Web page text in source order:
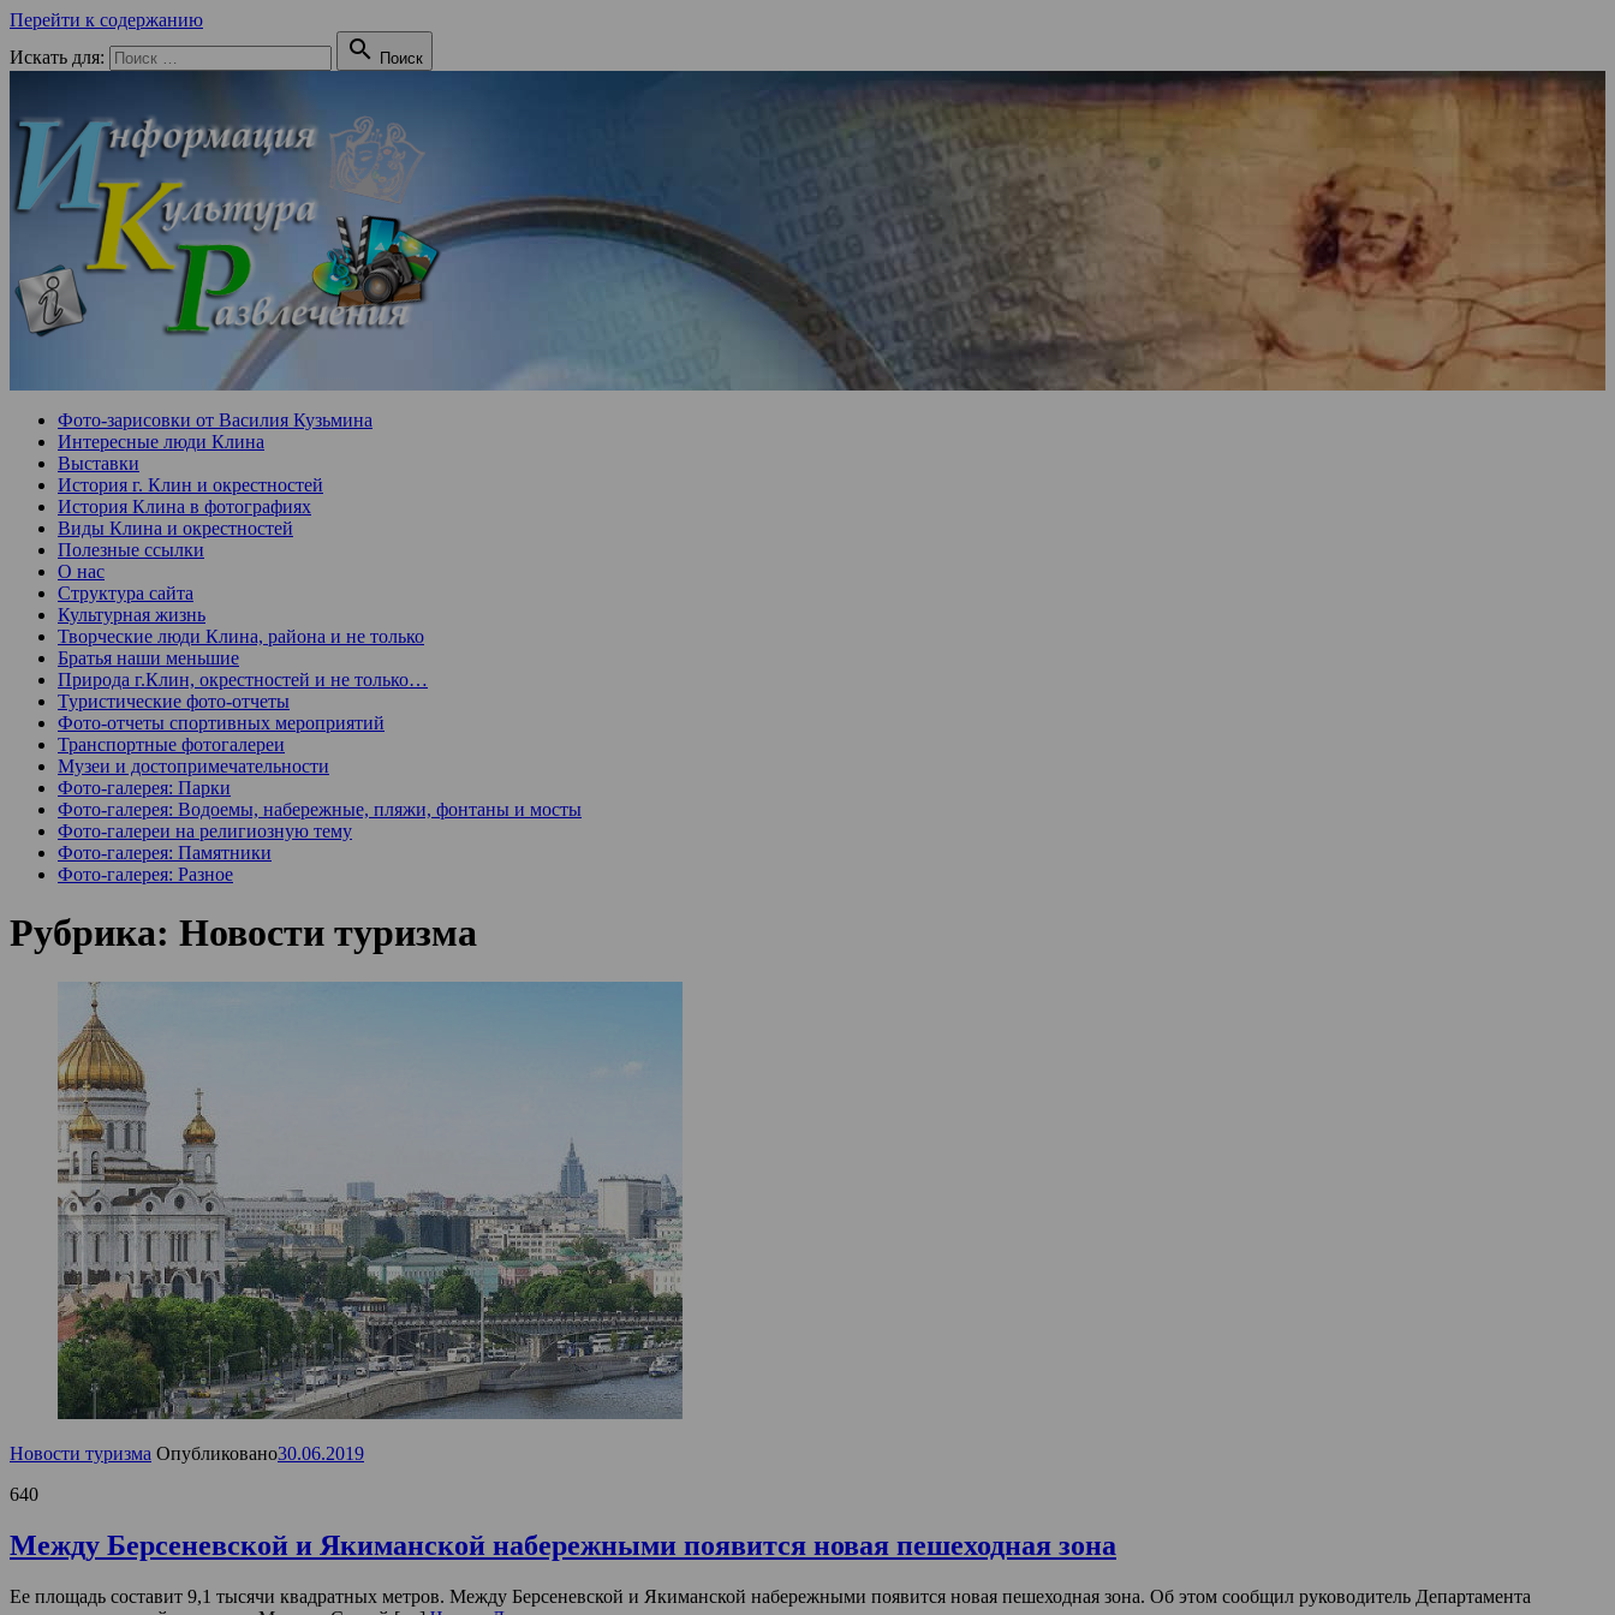
Перейти к содержанию
Искать для:
 Поиск
Фото-зарисовки от Василия Кузьмина
Интересные люди Клина
Выставки
История г. Клин и окрестностей
История Клина в фотографиях
Виды Клина и окрестностей
Полезные ссылки
О нас
Структура сайта
Культурная жизнь
Творческие люди Клина, района и не только
Братья наши меньшие
Природа г.Клин, окрестностей и не только…
Туристические фото-отчеты
Фото-отчеты спортивных мероприятий
Транспортные фотогалереи
Музеи и достопримечательности
Фото-галерея: Парки
Фото-галерея: Водоемы, набережные, пляжи, фонтаны и мосты
Фото-галереи на религиозную тему
Фото-галерея: Памятники
Фото-галерея: Разное
Рубрика: Новости туризма
Новости туризма Опубликовано30.06.2019
640
Между Берсеневской и Якиманской набережными появится новая пешеходная зона
Ее площадь составит 9,1 тысячи квадратных метров. Между Берсеневской и Якиманской набережными появится новая пешеходная зона. Об этом сообщил руководитель Департамента